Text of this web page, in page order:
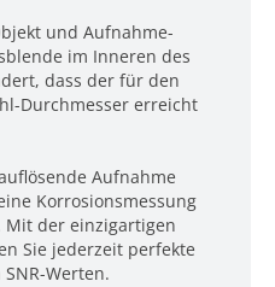
und Aufnahme-
im Inneren des
dass der für den
Durchmesser erreicht
Aufnahme
Korrosionsmessung
der einzigartigen
Sie jederzeit perfekte
Werten.